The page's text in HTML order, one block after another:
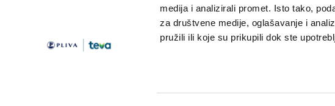
medija i analizirali promet. Isto tako,
za društvene medije, oglašavanje i
pružili ili koje su prikupili dok ste